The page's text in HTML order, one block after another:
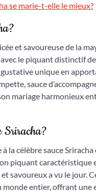
se marie-t-elle le mieux?
et savoureuse de la
le piquant distinctif
unique en
sauce
mariage harmonieux
Sriracha?
la célèbre sauce
piquant
savoureux a vu le jour.
entier, offrant